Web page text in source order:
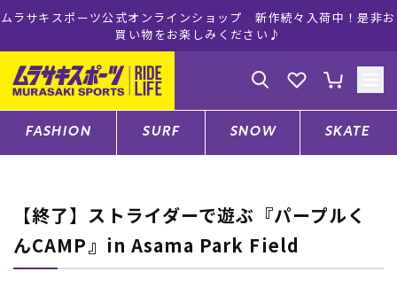
ムラサキスポーツ公式オンラインショップ 新作続々入荷中！是非お
買い物をお楽しみください♪
ゲスト様
ログイン 会員登録
CATEGORY
FASHION SURF SNOW SKATE
【終了】ストライダーで遊ぶ『パープルく
んCAMP』in Asama Park Field